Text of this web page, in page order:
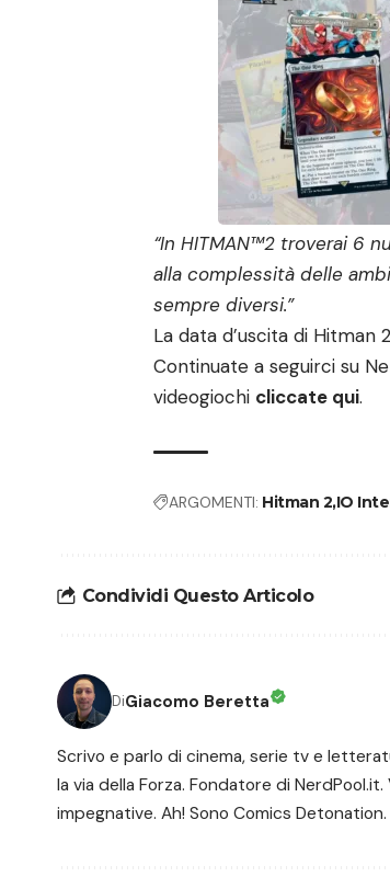
“In HITMAN™2 troverai 6
alla complessità delle
sempre diversi.”
La data d’uscita di Hitman
Continuate a seguirci su
videogiochi cliccate qui.
ARGOMENTI: Hitman 2IO
Condividi Questo Articolo
DiGiacomo Beretta
Scrivo e parlo di cinema, serie tv e
la via della Forza. Fondatore di
impegnative. Ah! Sono Comics Detonation.